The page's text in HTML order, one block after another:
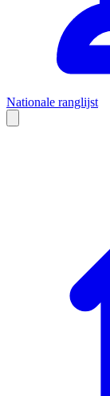
Nationale ranglijst